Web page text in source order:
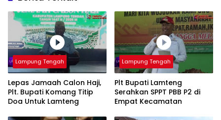
Lampung Tengah
Lepas Jamaah Calon Haji,
Plt. Bupati Komang Titip
Doa Untuk Lamteng
Lampung Tengah
Plt Bupati Lamteng
Serahkan SPPT PBB P2 di
Empat Kecamatan